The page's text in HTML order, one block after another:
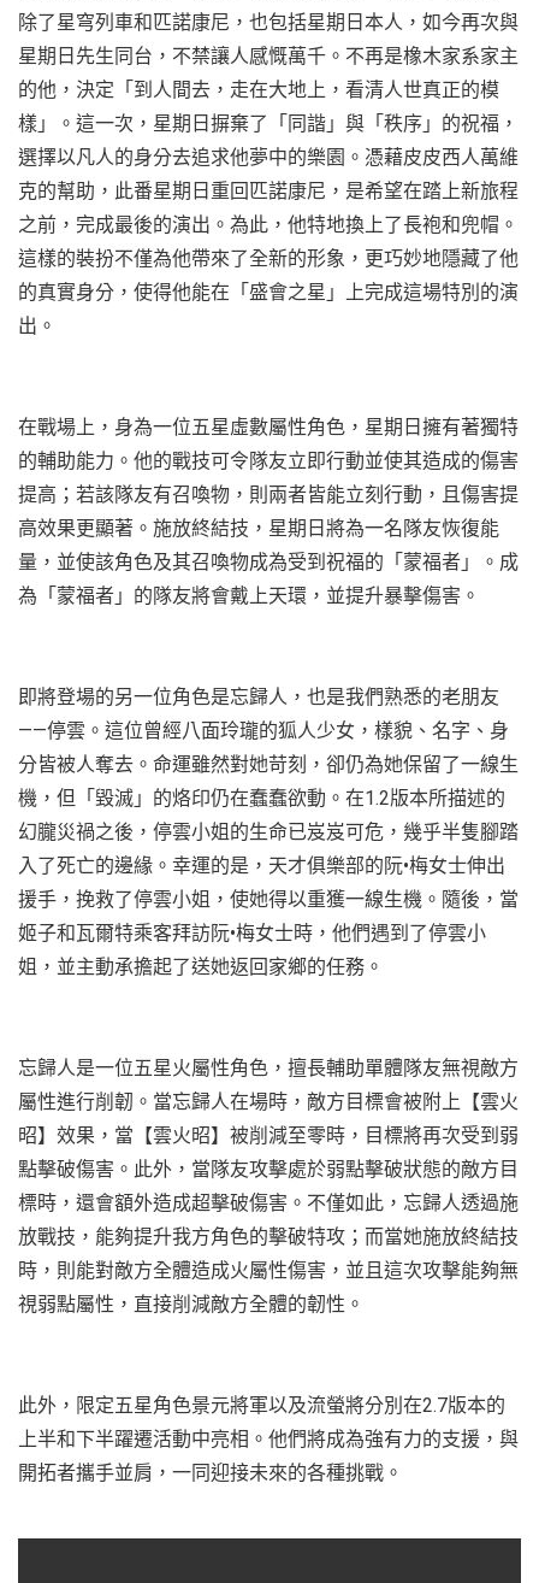
除了星穹列車和匹諾康尼，也包括星期日本人，如今再次與
星期日先生同台，不禁讓人感慨萬千。不再是橡木家系家主
的他，決定「到人間去，走在大地上，看清人世真正的模
樣」。這一次，星期日摒棄了「同諧」與「秩序」的祝福，
選擇以凡人的身分去追求他夢中的樂園。憑藉皮皮西人萬維
克的幫助，此番星期日重回匹諾康尼，是希望在踏上新旅程
之前，完成最後的演出。為此，他特地換上了長袍和兜帽。
這樣的裝扮不僅為他帶來了全新的形象，更巧妙地隱藏了他
的真實身分，使得他能在「盛會之星」上完成這場特別的演
出。
在戰場上，身為一位五星虛數屬性角色，星期日擁有著獨特
的輔助能力。他的戰技可令隊友立即行動並使其造成的傷害
提高；若該隊友有召喚物，則兩者皆能立刻行動，且傷害提
高效果更顯著。施放終結技，星期日將為一名隊友恢復能
量，並使該角色及其召喚物成為受到祝福的「蒙福者」。成
為「蒙福者」的隊友將會戴上天環，並提升暴擊傷害。
即將登場的另一位角色是忘歸人，也是我們熟悉的老朋友
——停雲。這位曾經八面玲瓏的狐人少女，樣貌、名字、身
分皆被人奪去。命運雖然對她苛刻，卻仍為她保留了一線生
機，但「毀滅」的烙印仍在蠢蠢欲動。在1.2版本所描述的
幻朧災禍之後，停雲小姐的生命已岌岌可危，幾乎半隻腳踏
入了死亡的邊緣。幸運的是，天才俱樂部的阮•梅女士伸出
援手，挽救了停雲小姐，使她得以重獲一線生機。隨後，當
姬子和瓦爾特乘客拜訪阮•梅女士時，他們遇到了停雲小
姐，並主動承擔起了送她返回家鄉的任務。
忘歸人是一位五星火屬性角色，擅長輔助單體隊友無視敵方
屬性進行削韌。當忘歸人在場時，敵方目標會被附上【雲火
昭】效果，當【雲火昭】被削減至零時，目標將再次受到弱
點擊破傷害。此外，當隊友攻擊處於弱點擊破狀態的敵方目
標時，還會額外造成超擊破傷害。不僅如此，忘歸人透過施
放戰技，能夠提升我方角色的擊破特攻；而當她施放終結技
時，則能對敵方全體造成火屬性傷害，並且這次攻擊能夠無
視弱點屬性，直接削減敵方全體的韌性。
此外，限定五星角色景元將軍以及流螢將分別在2.7版本的
上半和下半躍遷活動中亮相。他們將成為強有力的支援，與
開拓者攜手並肩，一同迎接未來的各種挑戰。